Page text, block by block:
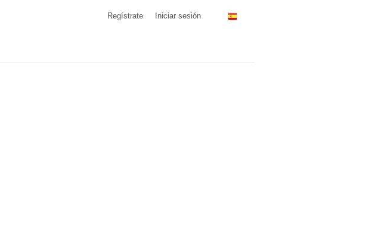
Regístrate Iniciar sesión